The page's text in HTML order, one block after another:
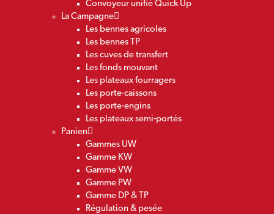
Convoyeur unifié Quick Up
La Campagne
Les bennes agricoles
Les bennes TP
Les cuves de transfert
Les fonds mouvant
Les plateaux fourragers
Les porte-caissons
Les porte-engins
Les plateaux semi-portés
Panien
Gammes UW
Gamme KW
Gamme VW
Gamme PW
Gamme DP & TP
Régulation & pesée